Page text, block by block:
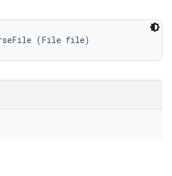
(File file)